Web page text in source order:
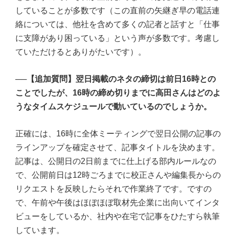
していることが多数です（この直前の矢継ぎ早の電話連
絡については、他社を含めて多くの記者と話すと「仕事
に支障があり困っている」という声が多数です。考慮し
ていただけるとありがたいです）。
──【追加質問】翌日掲載のネタの締切は前日16時との
ことでしたが、16時の締め切りまでに高田さんはどのよ
うなタイムスケジュールで動いているのでしょうか。
正確には、16時に全体ミーティングで翌日公開の記事の
ラインアップを確定させて、記事タイトルを決めます。
記事は、公開日の2日前までに仕上げる部内ルールなの
で、公開前日は12時ごろまでに校正さんや編集長からの
リクエストを反映したらそれで作業終了です。ですの
で、午前や午後はほぼほぼ取材先企業に出向いてインタ
ビューをしているか、社内や在宅で記事をひたすら執筆
しています。